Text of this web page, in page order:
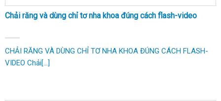
Chải răng và dùng chỉ tơ nha khoa đúng cách flash-video
CHẢI RĂNG VÀ DÙNG CHỈ TƠ NHA KHOA ĐÚNG CÁCH FLASH-
VIDEO Chải[...]